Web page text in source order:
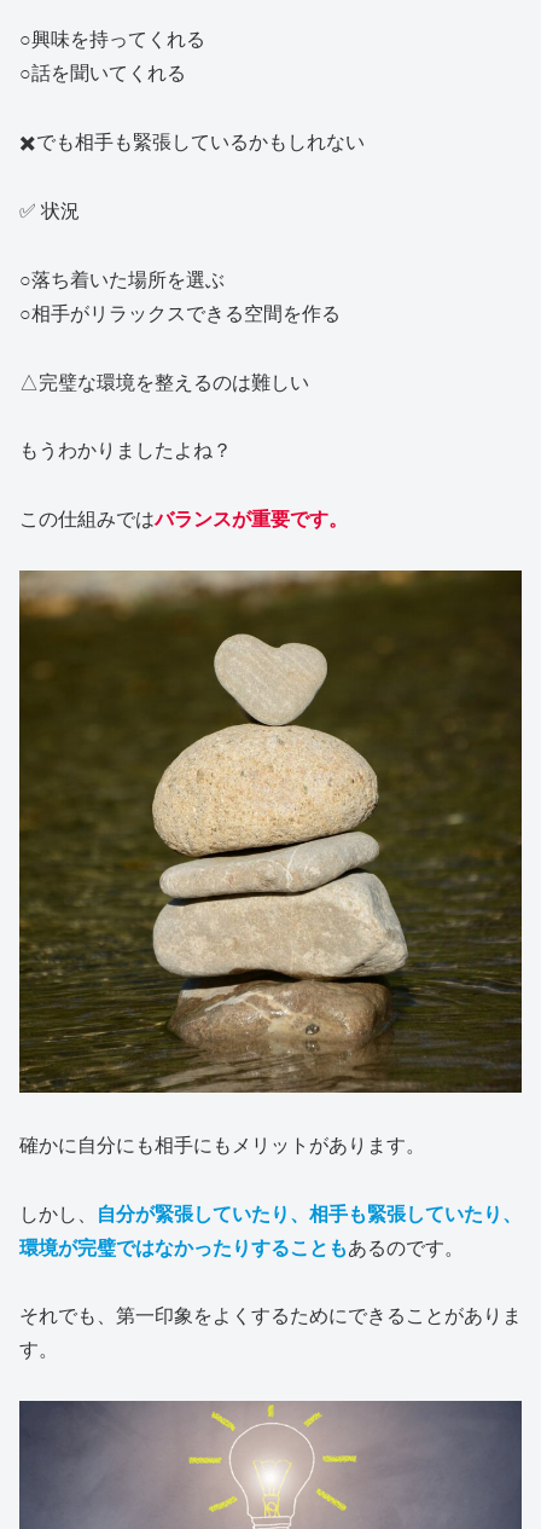
○興味を持ってくれる
○話を聞いてくれる
✖️でも相手も緊張しているかもしれない
✅ 状況
○落ち着いた場所を選ぶ
○相手がリラックスできる空間を作る
△完璧な環境を整えるのは難しい
もうわかりましたよね？
この仕組みではバランスが重要です。
確かに自分にも相手にもメリットがあります。
しかし、 自分が緊張していたり、相手も緊張していたり、
環境が完璧ではなかったりすることもあるのです。
それでも、第一印象をよくするためにできることがありま
す。